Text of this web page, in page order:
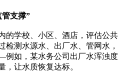
管支撑”
的学校、小区、酒店，评估公共
检测水源水、出厂水、管网水，
如，某水务公司出厂水浑浊度
，让水质恢复达标。